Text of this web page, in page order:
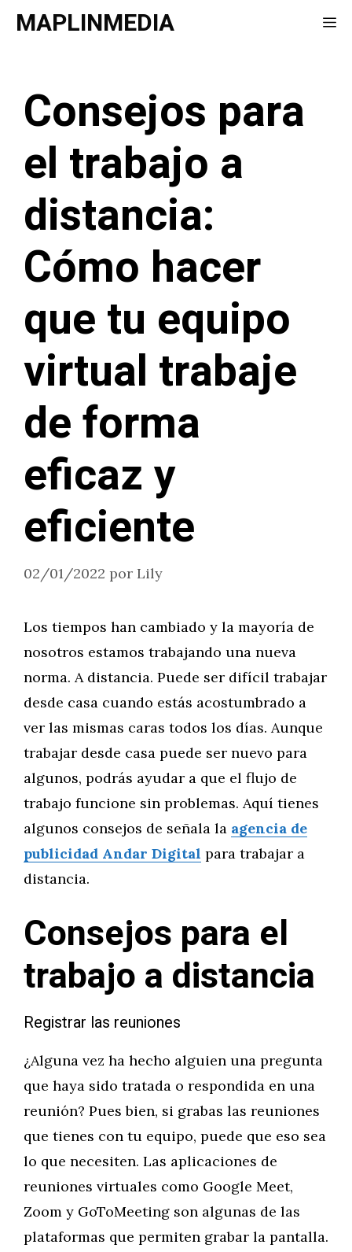
SaltarMAPLINMEDIA
Consejos para
el trabajo a
distancia:
Cómo hacer
que tu equipo
virtual trabaje
de forma
eficaz y
eficiente
02/01/2022 por Lily
Los tiempos han cambiado y la mayoría de
nosotros estamos trabajando una nueva
norma. A distancia. Puede ser difícil trabajar
desde casa cuando estás acostumbrado a
ver las mismas caras todos los días. Aunque
trabajar desde casa puede ser nuevo para
algunos, podrás ayudar a que el flujo de
trabajo funcione sin problemas. Aquí tienes
algunos consejos de señala la agencia de
publicidad Andar Digital para trabajar a
distancia.
Consejos para el
trabajo a distancia
Registrar las reuniones
¿Alguna vez ha hecho alguien una pregunta
que haya sido tratada o respondida en una
reunión? Pues bien, si grabas las reuniones
que tienes con tu equipo, puede que eso sea
lo que necesiten. Las aplicaciones de
reuniones virtuales como Google Meet,
Zoom y GoToMeeting son algunas de las
plataformas que permiten grabar la pantalla.